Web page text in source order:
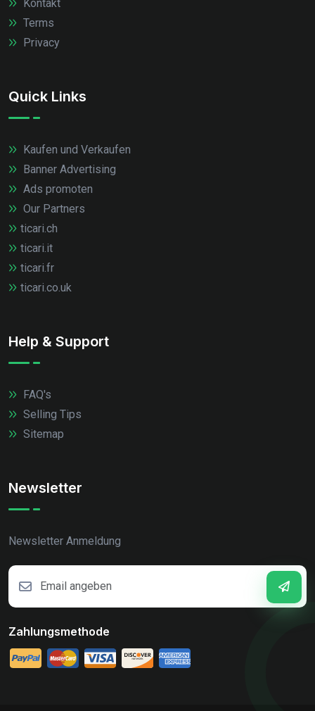
Kontakt
Terms
Privacy
Quick Links
Kaufen und Verkaufen
Banner Advertising
Ads promoten
Our Partners
ticari.ch
ticari.it
ticari.fr
ticari.co.uk
Help & Support
FAQ's
Selling Tips
Sitemap
Newsletter
Newsletter Anmeldung
Zahlungsmethode